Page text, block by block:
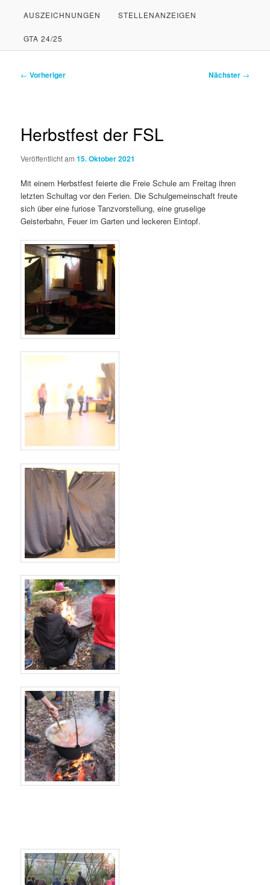
PRIMÄREN
INHALT
SPRINGEN
SEKUNDÄREN
INHALT
SPRINGEN
AUSZEICHNUNGEN STELLENANZEIGEN
GTA 24/25
Beitragsnavigation
← Vorheriger Nächster →
Herbstfest der FSL
Veröffentlicht am15. Oktober 2021
Mit einem Herbstfest feierte die Freie Schule am Freitag ihren
letzten Schultag vor den Ferien. Die Schulgemeinschaft freute
sich über eine furiose Tanzvorstellung, eine gruselige
Geisterbahn, Feuer im Garten und leckeren Eintopf.